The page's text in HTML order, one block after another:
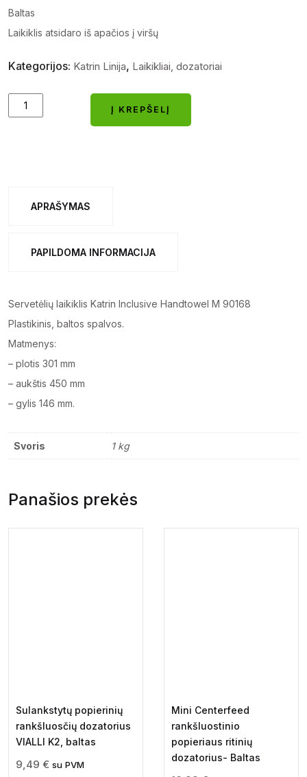
Baltas
Laikiklis atsidaro iš apačios į viršų
Kategorijos: Katrin Linija, Laikikliai, dozatoriai
Servetėlių
Į KREPŠELĮ
APRAŠYMAS
PAPILDOMA INFORMACIJA
Servetėlių laikiklis Katrin Inclusive Handtowel M 90168
Plastikinis, baltos spalvos.
Matmenys:
– plotis 301 mm
– aukštis 450 mm
– gylis 146 mm.
Svoris 1 kg
Panašios prekės
Sulankstytų popierinių
rankšluosčių dozatorius
VIALLI K2, baltas
9,49 € su PVM
Mini Centerfeed
rankšluostinio
popieriaus ritinių
dozatorius- Baltas